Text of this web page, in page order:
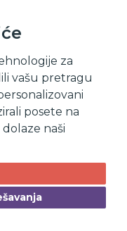
za
vašu pretragu
posete na
naši